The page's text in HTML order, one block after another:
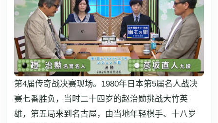
第4届传奇战决赛现场。1980年日本第5届名人战决
赛七番胜负，当时二十四岁的赵治勋挑战大竹英
雄，第五局来到名古屋，由当地年轻棋手、十八岁